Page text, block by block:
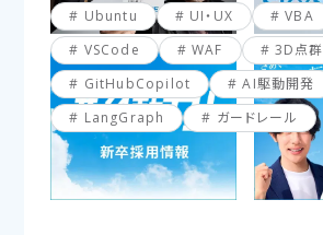
Ubuntu
UI・UX VBA
VSCode
WAF 3D点群
GitHubCopilot
AI駆動開発
LangGraph
ガードレール